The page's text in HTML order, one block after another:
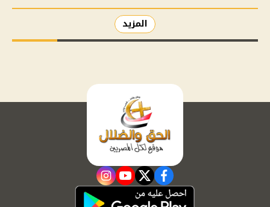
المزيد
facebook
twitter
youtube
instagram